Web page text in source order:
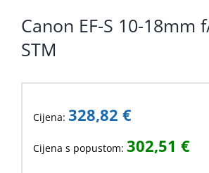
POTROŠAČKA ELEKTRONIKA
Canon EF-S 10-18mm
STM
Cijena: 328,82 €
Cijena s popustom: 302,51 €